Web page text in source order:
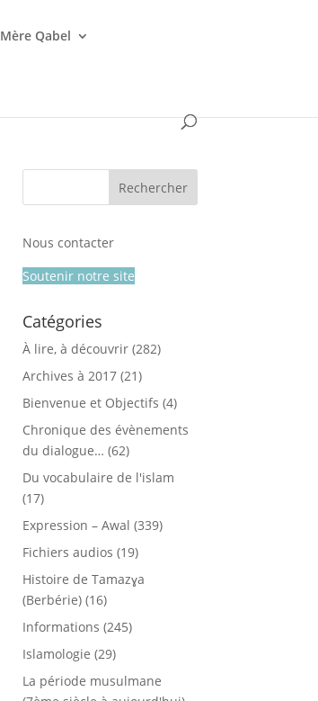
Mère Qabel
Nous contacter
Soutenir notre site
Catégories
À lire, à découvrir (282)
Archives à 2017 (21)
Bienvenue et Objectifs (4)
Chronique des évènements
du dialogue… (62)
Du vocabulaire de l'islam
(17)
Expression – Awal (339)
Fichiers audios (19)
Histoire de Tamazɣa
(Berbérie) (16)
Informations (245)
Islamologie (29)
La période musulmane